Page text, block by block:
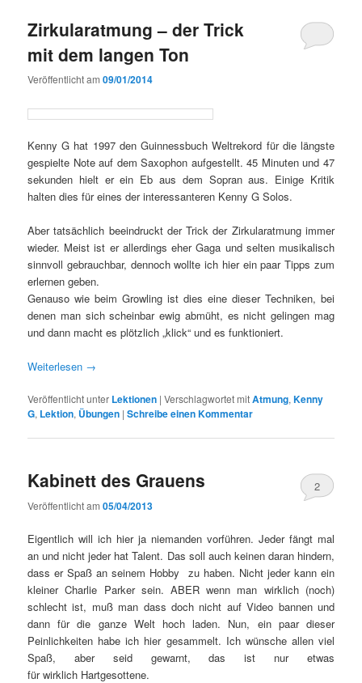
Zirkularatmung – der Trick
mit dem langen Ton
Veröffentlicht am09/01/2014
Kenny G hat 1997 den Guinnessbuch Weltrekord für die längste
gespielte Note auf dem Saxophon aufgestellt. 45 Minuten und 47
sekunden hielt er ein Eb aus dem Sopran aus. Einige Kritik
halten dies für eines der interessanteren Kenny G Solos.
Aber tatsächlich beeindruckt der Trick der Zirkularatmung immer
wieder. Meist ist er allerdings eher Gaga und selten musikalisch
sinnvoll gebrauchbar, dennoch wollte ich hier ein paar Tipps zum
erlernen geben.
Genauso wie beim Growling ist dies eine dieser Techniken, bei
denen man sich scheinbar ewig abmüht, es nicht gelingen mag
und dann macht es plötzlich „klick“ und es funktioniert.
Weiterlesen →
Veröffentlicht unter Lektionen |Verschlagwortet mitAtmung,Kenny
G, Lektion, Übungen |Schreibe einen Kommentar
Kabinett des Grauens
Veröffentlicht am05/04/2013
2
Eigentlich will ich hier ja niemanden vorführen. Jeder fängt mal
an und nicht jeder hat Talent. Das soll auch keinen daran hindern,
dass er Spaß an seinem Hobby zu haben. Nicht jeder kann ein
kleiner Charlie Parker sein. ABER wenn man wirklich (noch)
schlecht ist, muß man dass doch nicht auf Video bannen und
dann für die ganze Welt hoch laden. Nun, ein paar dieser
Peinlichkeiten habe ich hier gesammelt. Ich wünsche allen viel
Spaß, aber seid gewarnt, das ist nur etwas
für wirklich Hartgesottene.